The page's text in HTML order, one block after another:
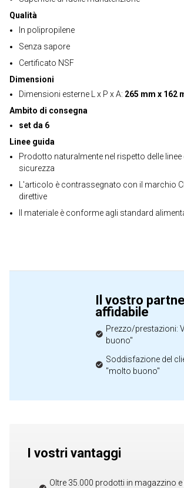
Qualità
In polipropilene
Senza sapore
Certificato NSF
Dimensioni
Dimensioni esterne L x P x A: 265 mm x 162
Ambito di consegna
set da 6
Linee guida
Prodotto naturalmente nel rispetto delle linee
sicurezza
L'articolo è contrassegnato con il marchio
direttive
Il materiale è conforme agli standard
Il vostro
affidabile
Prezzo/prestazioni:
buono"
Soddisfazione del
"molto buono"
I vostri vantaggi
Oltre 35.000 prodotti in magazzino e